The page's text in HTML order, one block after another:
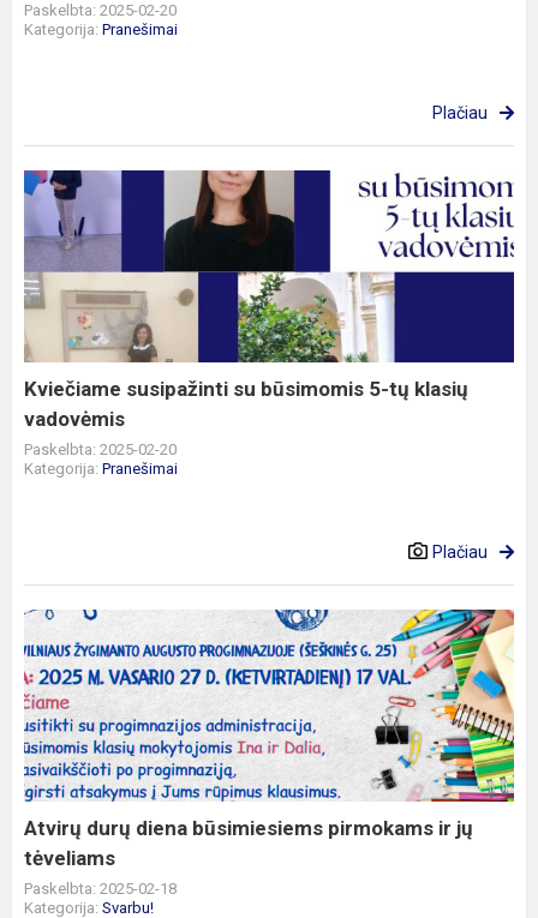
Paskelbta: 2025-02-20
Kategorija: Pranešimai
Plačiau
Kviečiame
susipažinti
su
būsimomis
5-
tų
klasių
vadovėmis
Kviečiame susipažinti su būsimomis 5-tų klasių
vadovėmis
Paskelbta: 2025-02-20
Kategorija: Pranešimai
Plačiau
Atvirų
durų
diena
būsimiesiems
pirmokams
ir
jų
tėveliams
Atvirų durų diena būsimiesiems pirmokams ir jų
tėveliams
Paskelbta: 2025-02-18
Kategorija: Svarbu!